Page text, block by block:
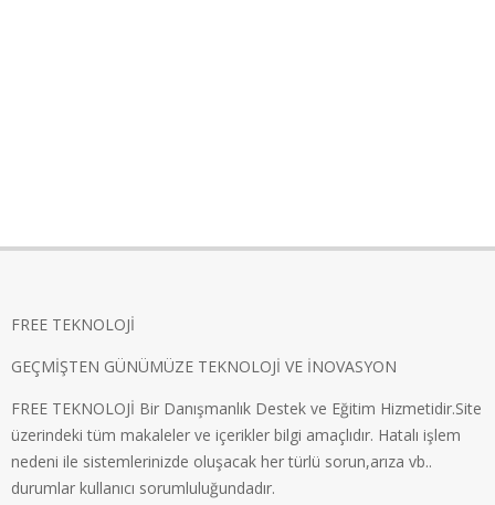
FREE TEKNOLOJİ
GEÇMİŞTEN GÜNÜMÜZE TEKNOLOJİ VE İNOVASYON
FREE TEKNOLOJİ Bir Danışmanlık Destek ve Eğitim Hizmetidir.Site
üzerindeki tüm makaleler ve içerikler bilgi amaçlıdır. Hatalı işlem
nedeni ile sistemlerinizde oluşacak her türlü sorun,arıza vb..
durumlar kullanıcı sorumluluğundadır.